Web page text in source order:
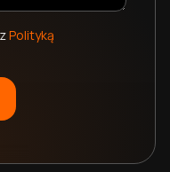
Polityką